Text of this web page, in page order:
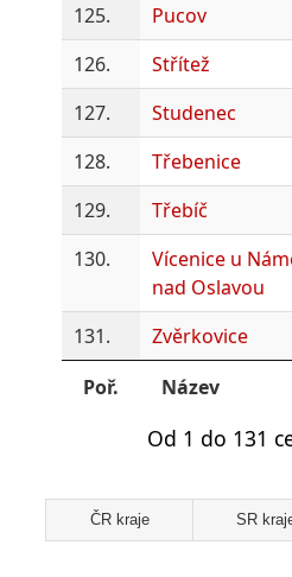
125.
Pucov
126.
Střítež
127.
Studenec
128.
Třebenice
129.
Třebíč
130.
Vícenice u
nad Oslavou
131. Zvěrkovice
Poř.
Název
Od 1 do 131
ČR kraje SR